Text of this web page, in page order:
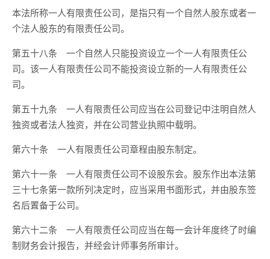
本法所称一人有限责任公司，是指只有一个自然人股东或者一
个法人股东的有限责任公司。
第五十八条 一个自然人只能投资设立一个一人有限责任公
司。该一人有限责任公司不能投资设立新的一人有限责任公
司。
第五十九条 一人有限责任公司应当在公司登记中注明自然人
独资或者法人独资，并在公司营业执照中载明。
第六十条 一人有限责任公司章程由股东制定。
第六十一条 一人有限责任公司不设股东会。股东作出本法第
三十七条第一款所列决定时，应当采用书面形式，并由股东签
名后置备于公司。
第六十二条 一人有限责任公司应当在每一会计年度终了时编
制财务会计报告，并经会计师事务所审计。